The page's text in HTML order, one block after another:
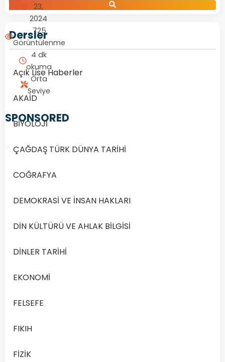
23,
2024
725
Görüntülenme
4 dk
okuma
Orta
Seviye
SPONSORED
x/y
y/3
x
2y
48
Dersler
Açık Lise Haberler
AKAİD
BİYOLOJİ
ÇAĞDAŞ TÜRK DÜNYA TARİHİ
COĞRAFYA
DEMOKRASİ VE İNSAN HAKLARI
DİN KÜLTÜRÜ VE AHLAK BİLGİSİ
DİNLER TARİHİ
EKONOMİ
FELSEFE
FIKIH
FİZİK